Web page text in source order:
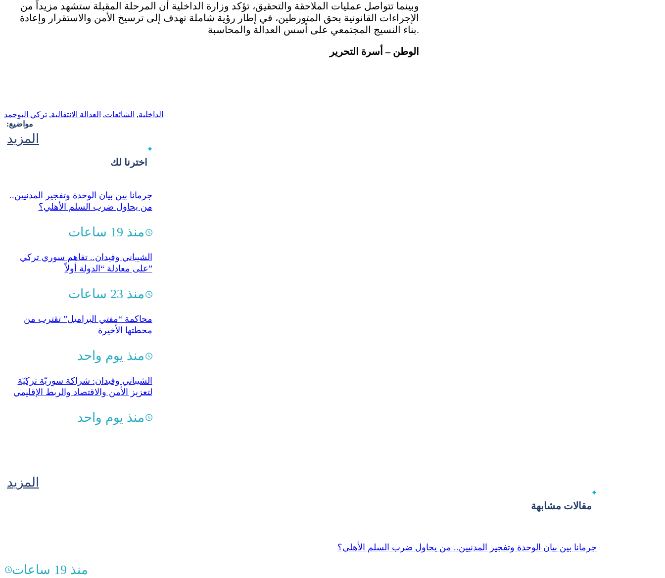
وبينما تتواصل عمليات الملاحقة والتحقيق، تؤكد وزارة الداخلية أن المرحلة المقبلة ستشهد مزيداً من
الإجراءات القانونية بحق المتورطين، في إطار رؤية شاملة تهدف إلى ترسيخ الأمن والاستقرار وإعادة
بناء النسيج المجتمعي على أسس العدالة والمحاسبة.
الوطن – أسرة التحرير
الداخلية, الشائعات, العدالة الانتقالية, تركي البوحمد
مواضيع:
المزيد
اخترنا لك
جرمانا بين بيان الوحدة وتفجير المدنيين..
من يحاول ضرب السلم الأهلي؟
منذ 19 ساعات
الشيباني وفيدان.. تفاهم سوري تركي
على معادلة “الدولة أولاً”
منذ 23 ساعات
محاكمة “مفتي البراميل” تقترب من
محطتها الأخيرة
منذ يوم واحد
الشيباني وفيدان: شراكة سوريّة تركيّة
لتعزيز الأمن والاقتصاد والربط الإقليمي
منذ يوم واحد
المزيد
مقالات مشابهة
جرمانا بين بيان الوحدة وتفجير المدنيين.. من يحاول ضرب السلم الأهلي؟
منذ 19 ساعات